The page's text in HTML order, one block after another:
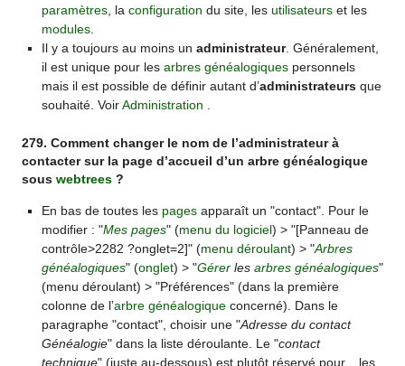
paramètres, la configuration du site, les utilisateurset les
modules.
Il y a toujours au moins un administrateur. Généralement,
il est unique pour les arbres généalogiquespersonnels
mais il est possible de définir autant d’administrateursque
souhaité. VoirAdministration
279. Comment changer le nom de l’administrateur à
contacter sur la page d’accueil d’un arbre généalogique
souswebtrees ?
En bas de toutes les pagesapparaît un "contact". Pour le
modifier : "Mes pages" (menu du logiciel) > "[Panneau de
contrôle>2282 ?onglet=2]" (menu déroulant) > "Arbres
généalogiques" (onglet) > "Gérerles arbres généalogiques"
(menu déroulant) > "Préférences" (dans la première
colonne de l’arbre généalogiqueconcerné). Dans le
paragraphe "contact", choisir une "Adresse du contact
Généalogie" dans la liste déroulante. Le "contact
technique" (juste au-dessous) est plutôt réservé pour... les